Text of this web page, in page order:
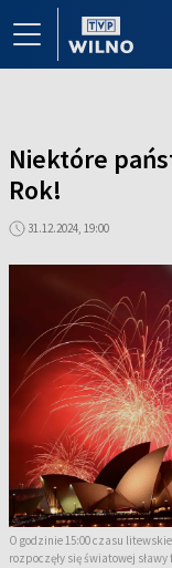
Niektóre
Rok!
31.12.2024, 19:00
O godzinie 15:00 czasu
rozpoczęły się światowej sławy